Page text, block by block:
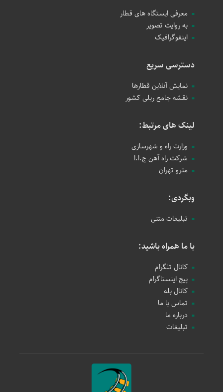
معرفی ایستگاه های قطار
به روایت تصویر
اینفوگرافیک
دسترسی سریع
نمایش آنلاین قطارها
نقشه جامع ریلی کشور
لینک های مرتبط:
وزارت راه و شهرسازی
شرکت راه آهن ج.ا.ا
مترو تهران
وبگردی:
تبلیغات متنی
با ما همراه باشید:
کانال تلگرام
پیج اینستاگرام
کانال بله
تماس با ما
درباره ما
تبلیغات